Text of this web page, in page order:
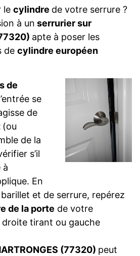
le cylindre de votre serrure ?
à un serrurier sur
apte à poser les
de cylindre européen
de
se
de
(ou
de la
s’il
à
En
et de serrure, repérez
de la porte de votre
tirant ou gauche
(77320) peut